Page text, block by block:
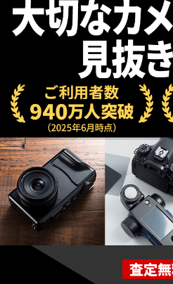
査定